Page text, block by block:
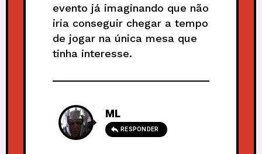
evento já imaginando que não
iria conseguir chegar a tempo
de jogar na única mesa que
tinha interesse.
ML
RESPONDER